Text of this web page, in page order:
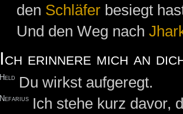
den Schläferbesiegt
Und den Weg nach
Ich erinnere mich an
Held Du wirkst aufgeregt.
Nefarius Ich stehe kurz davor,